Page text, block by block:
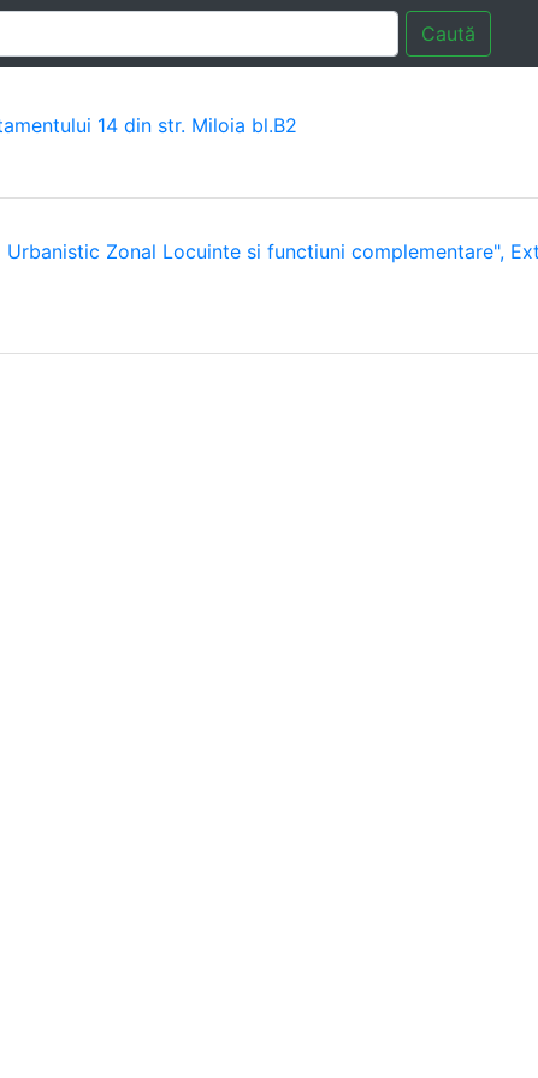
Caută
14 din str. Miloia bl.B2
Zonal Locuinte si functiuni complementare",